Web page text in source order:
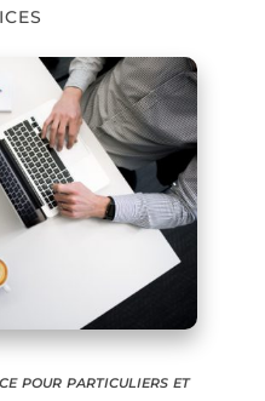
pour particuliers et